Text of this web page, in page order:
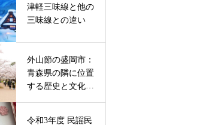
津軽三味線と他の
三味線との違い
外山節の盛岡市：
青森県の隣に位置
する歴史と文化が
令和3年度 民謡民